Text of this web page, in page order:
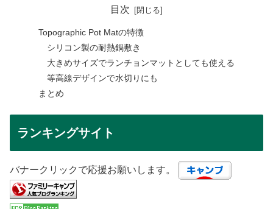
目次
Topographic Pot Matの特徴
シリコン製の耐熱鍋敷き
大きめサイズでランチョンマットとしても使える
等高線デザインで水切りにも
まとめ
ランキングサイト
バナークリックで応援お願いします。